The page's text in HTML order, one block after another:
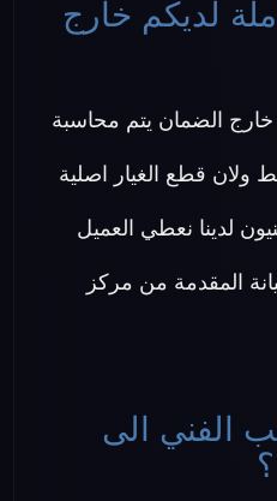
لديكم خارج
خارج الضمان يتم محاسبة
ولان قطع الغيار اصلية
لدينا نعطي العميل
المقدمة من مركز
الفني الى